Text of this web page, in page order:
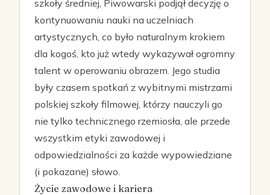
szkoły średniej, Piwowarski podjął decyzję o
kontynuowaniu nauki na uczelniach
artystycznych, co było naturalnym krokiem
dla kogoś, kto już wtedy wykazywał ogromny
talent w operowaniu obrazem. Jego studia
były czasem spotkań z wybitnymi mistrzami
polskiej szkoły filmowej, którzy nauczyli go
nie tylko technicznego rzemiosła, ale przede
wszystkim etyki zawodowej i
odpowiedzialności za każde wypowiedziane
(i pokazane) słowo.
Życie zawodowe i kariera